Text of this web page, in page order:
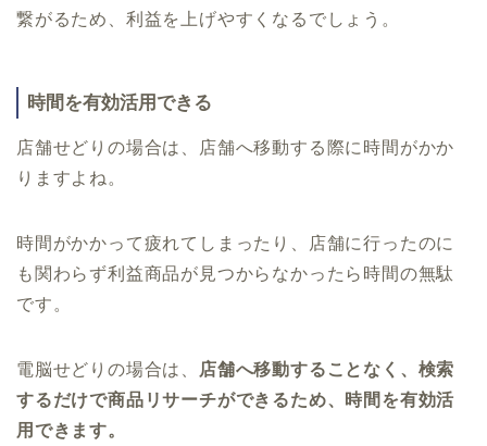
繋がるため、利益を上げやすくなるでしょう。
時間を有効活用できる
店舗せどりの場合は、店舗へ移動する際に時間がかか
りますよね。
時間がかかって疲れてしまったり、店舗に行ったのに
も関わらず利益商品が見つからなかったら時間の無駄
です。
電脳せどりの場合は、
店舗へ移動することなく、検索
するだけで商品リサーチができるため、時間を有効活
用できます。